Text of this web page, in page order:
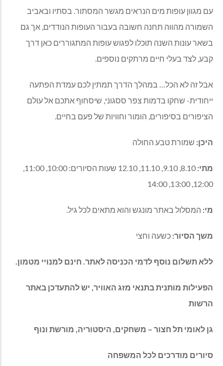
עם מגוון עופות מים הנראים מגשר המסתור. בסתיו ובאביב
השמורה מהווה תחנה חשובה בעבור העופות הנודדים, אך גם
בשאר עונות השנה תוכלו לפגוש עופות המתגוררים כאן דרך
קבע, לצד בעלי חיים מרתקים נוספים.
אבל זה לא הכל… במהלך הדרך תמתין לכם עמדת הפתעה
ייחודית- שחקו בדמות צפר ססגוני, שיסחוף אתכם אל עולם
הציפורים בסיפורים, הומור וחוויות של פעם בחיים.
היכן: שמורת טבע החולה
מתי:
8.10, 9.10, 11.10, 12.10 שעות הסיורים: 10:00, 11:00,
12:00, 13:00, 14:00
מי: המסלול באתר מונגש והוא מתאים לכל גיל.
משך הסיור: כשעה וחצי
ללא תשלום נוסף לדמי הכניסה לאתר. חינם למנויי מטמון.
הפעילות מותנית בתנאי מזג האוויר, יש להתעדכן באתר
הרשות
גן לאומי תל חצור – משחקים, היסטוריה, מורשת ונוף
סיורים מודרכים לכל המשפחה